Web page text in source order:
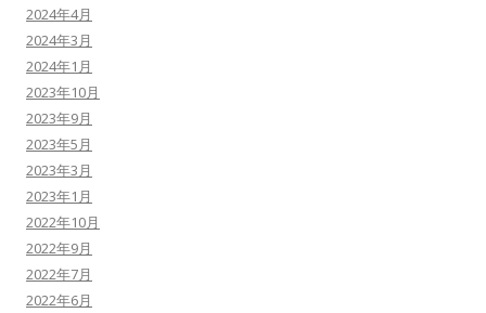
2024年4月
2024年3月
2024年1月
2023年10月
2023年9月
2023年5月
2023年3月
2023年1月
2022年10月
2022年9月
2022年7月
2022年6月